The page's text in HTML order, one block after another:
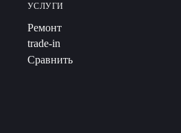
УСЛУГИ
Ремонт
trade-in
Сравнить